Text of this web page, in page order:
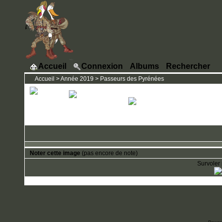
Accueil Connexion Albums Rechercher
Accueil >Année 2019 > Passeurs des Pyrénées
Noter cette image (pas encore de note)
Survoler